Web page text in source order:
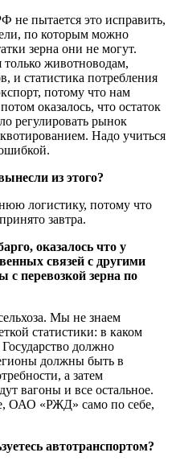
не пытается это исправить,
по которым можно
зерна они не могут.
животноводам,
и статистика потребления
потому что нам
оказалось, что остаток
регулировать рынок
Надо учиться
из этого?
логистику, потому что
завтра.
оказалось что у
связей с другими
перевозкой зерна по
Мы не знаем
статистики: в каком
должно
должны быть в
а затем
вагоны и все остальное.
ОАО «РЖД» само по себе,
автотранспортом?